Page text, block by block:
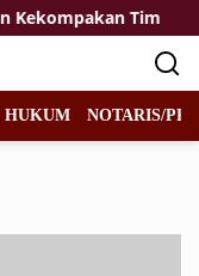
Tim
HUKUM NOTARIS/